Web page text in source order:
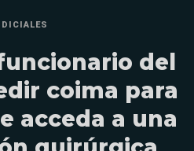
del
coima para
acceda a una